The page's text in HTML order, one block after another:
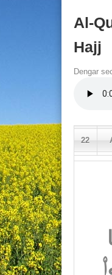
Al-Qur'an
Talaqqi
Online
Artikel
Al-
Hajj
Dengar
22